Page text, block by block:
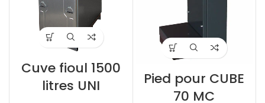
Cuve fioul 1500
litres UNI
Pied pour CUBE
70 MC